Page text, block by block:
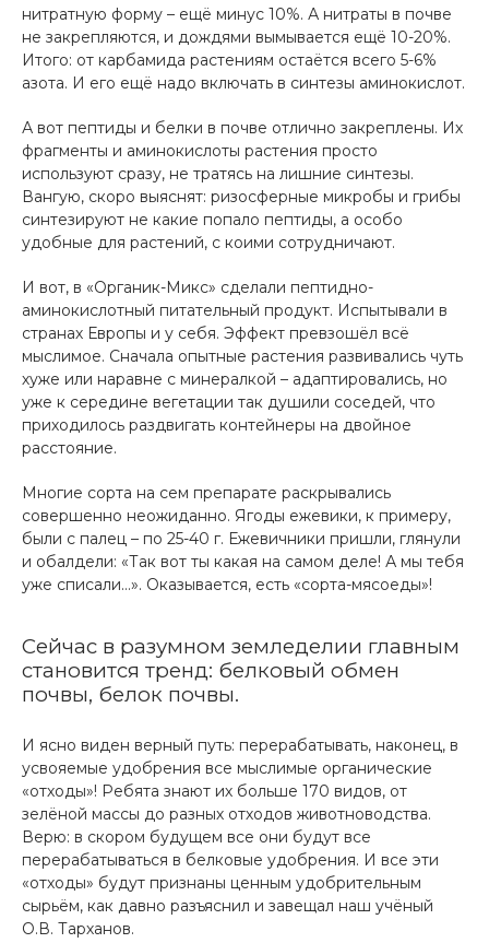
нитратную форму – ещё минус 10%. А нитраты в почве
не закрепляются, и дождями вымывается ещё 10-20%.
Итого: от карбамида растениям остаётся всего 5-6%
азота. И его ещё надо включать в синтезы аминокислот.
А вот пептиды и белки в почве отлично закреплены. Их
фрагменты и аминокислоты растения просто
используют сразу, не тратясь на лишние синтезы.
Вангую, скоро выяснят: ризосферные микробы и грибы
синтезируют не какие попало пептиды, а особо
удобные для растений, с коими сотрудничают.
И вот, в «Органик-Микс» сделали пептидно-
аминокислотный питательный продукт. Испытывали в
странах Европы и у себя. Эффект превзошёл всё
мыслимое. Сначала опытные растения развивались чуть
хуже или наравне с минералкой – адаптировались, но
уже к середине вегетации так душили соседей, что
приходилось раздвигать контейнеры на двойное
расстояние.
Многие сорта на сем препарате раскрывались
совершенно неожиданно. Ягоды ежевики, к примеру,
были с палец – по 25-40 г. Ежевичники пришли, глянули
и обалдели: «Так вот ты какая на самом деле! А мы тебя
уже списали…». Оказывается, есть «сорта-мясоеды»!
Сейчас в разумном земледелии главным
становится тренд: белковый обмен
почвы, белок почвы.
И ясно виден верный путь: перерабатывать, наконец, в
усвояемые удобрения все мыслимые органические
«отходы»! Ребята знают их больше 170 видов, от
зелёной массы до разных отходов животноводства.
Верю: в скором будущем все они будут все
перерабатываться в белковые удобрения. И все эти
«отходы» будут признаны ценным удобрительным
сырьём, как давно разъяснил и завещал наш учёный
О.В. Тарханов.